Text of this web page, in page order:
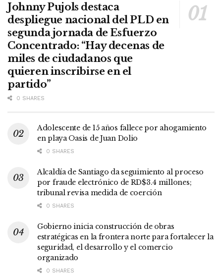
Johnny Pujols destaca
despliegue nacional del PLD en
segunda jornada de Esfuerzo
Concentrado: “Hay decenas de
miles de ciudadanos que
quieren inscribirse en el
partido”
0 SHARES
Adolescente de 15 años fallece por ahogamiento
en playa Oasis de Juan Dolio
0 SHARES
Alcaldía de Santiago da seguimiento al proceso
por fraude electrónico de RD$3.4 millones;
tribunal revisa medida de coerción
0 SHARES
Gobierno inicia construcción de obras
estratégicas en la frontera norte para fortalecer la
seguridad, el desarrollo y el comercio
organizado
0 SHARES